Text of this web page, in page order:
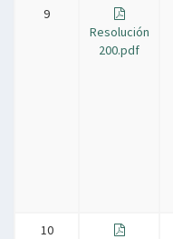
9
Resolución
200.pdf
10